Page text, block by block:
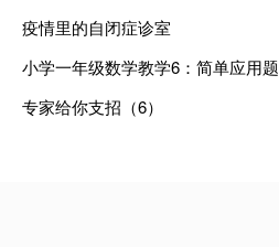
疫情里的自闭症诊室
小学一年级数学教学6：简单应用题
专家给你支招（6）